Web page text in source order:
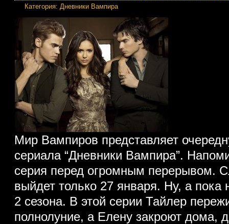
Категория: Дневники Вампира
Мир Вампиров представляет
сериала “Дневники Вампира”.
серия перед огромным перерывом.
выйдет только 27 января. Ну, а пока
2 сезона. В этой серии Тайлер
полнолуние, а Елену закроют дома,